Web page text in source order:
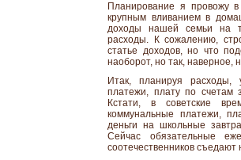
Планирование я провожу
крупным вливанием в
доходы нашей семьи на
расходы. К сожалению,
статье доходов, но что
наоборот, но так, наверное,
Итак, планируя расходы,
платежи, плату по
Кстати, в советские
коммунальные платежи,
деньги на школьные
Сейчас обязательные
соотечественников